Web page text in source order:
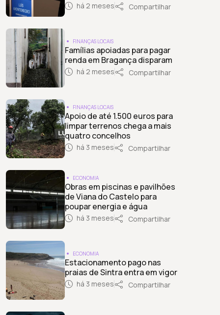
há 2 meses Compartilhar
FINANÇAS LOCAIS
Famílias apoiadas para pagar
renda em Bragança disparam
há 2 meses Compartilhar
FINANÇAS LOCAIS
Apoio de até 1.500 euros para
limpar terrenos chega a mais
quatro concelhos
há 3 meses Compartilhar
ECONOMIA
Obras em piscinas e pavilhões
de Viana do Castelo para
poupar energia e água
há 3 meses Compartilhar
ECONOMIA
Estacionamento pago nas
praias de Sintra entra em vigor
há 3 meses Compartilhar